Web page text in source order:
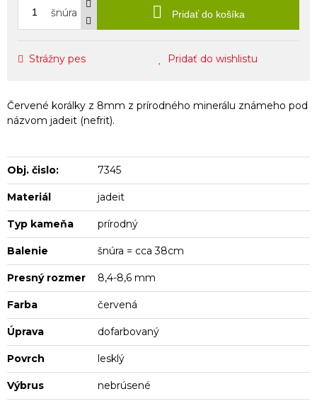
šnúra Pridať do košíka
Strážny pes Pridať do wishlistu
Červené korálky z 8mm z prírodného minerálu známeho pod
názvom jadeit (nefrit).
Obj. čislo: 7345
Materiál jadeit
Typ kameňa prírodný
Balenie šnúra = cca 38cm
Presný rozmer 8,4-8,6 mm
Farba červená
Úprava dofarbovaný
Povrch lesklý
Výbrus nebrúsené